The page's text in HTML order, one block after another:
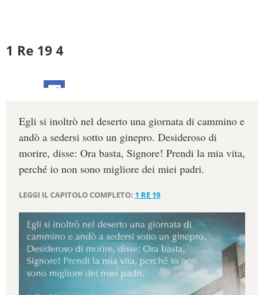
1 Re 19 4
Egli si inoltrò nel deserto una giornata di cammino e
andò a sedersi sotto un ginepro. Desideroso di
morire, disse: Ora basta, Signore! Prendi la mia vita,
perché io non sono migliore dei miei padri.
LEGGI IL CAPITOLO COMPLETO: 1 RE 19